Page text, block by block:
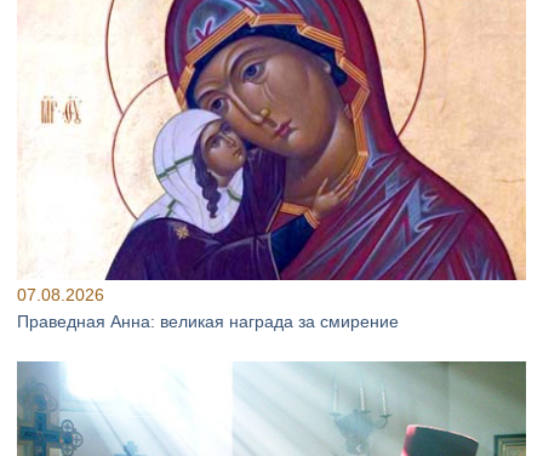
07.08.2026
Праведная Анна: великая награда за смирение